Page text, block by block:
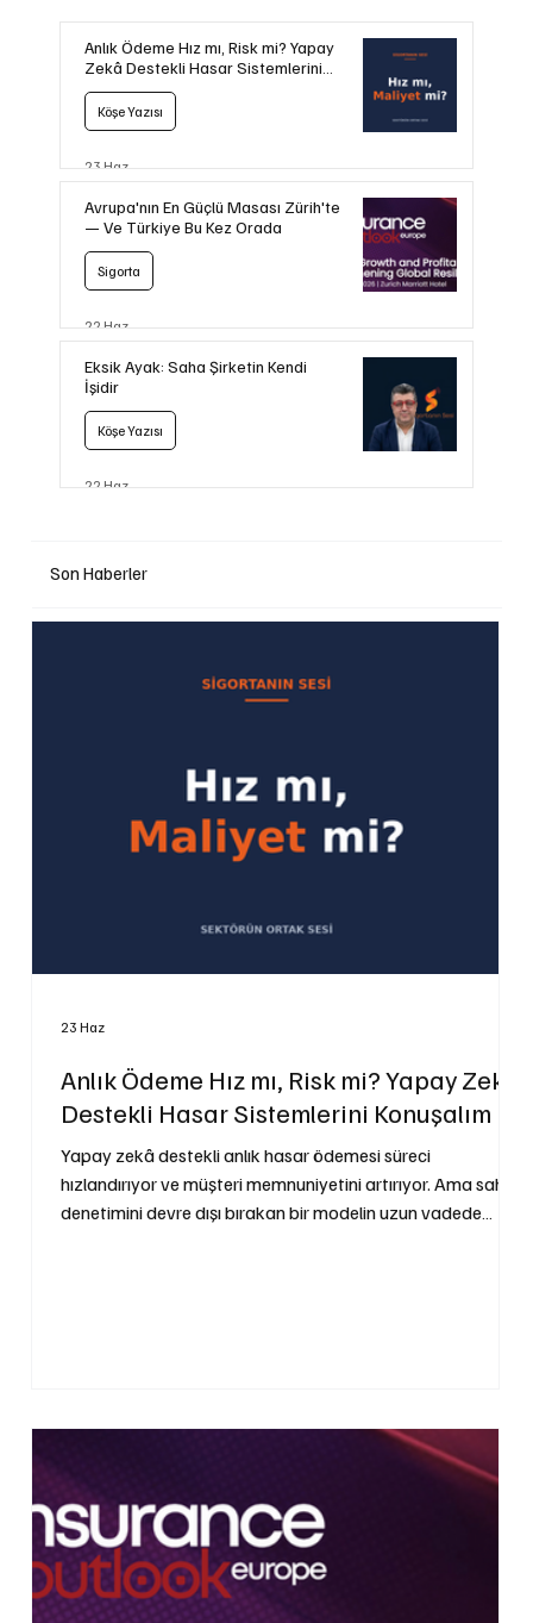
Anlık Ödeme Hız mı, Risk mi? Yapay
Zekâ Destekli Hasar Sistemlerini
Konuşalım
Köşe Yazısı
23 Haz
Avrupa'nın En Güçlü Masası Zürih'te
— Ve Türkiye Bu Kez Orada
Sigorta
22 Haz
Eksik Ayak: Saha Şirketin Kendi
İşidir
Köşe Yazısı
22 Haz
Son Haberler
Anlık Ödeme Hız mı, Risk mi? Yapay Zekâ
Destekli Hasar Sistemlerini Konuşalım
Yapay zekâ destekli anlık hasar ödemesi süreci
hızlandırıyor ve müşteri memnuniyetini artırıyor. Ama saha
denetimini devre dışı bırakan bir modelin uzun vadede
23 Haz